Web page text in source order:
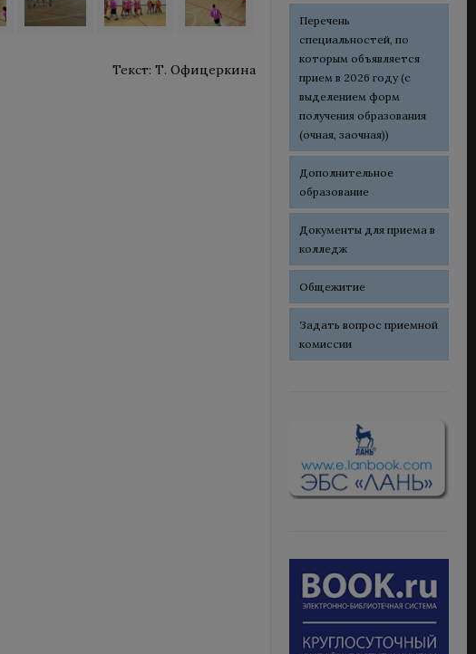
Текст: Т. Офицеркина
Перечень
специальностей, по
которым объявляется
прием в 2026 году (с
выделением форм
получения образования
(очная, заочная))
Дополнительное
образование
Документы для приема в
колледж
Общежитие
Задать вопрос приемной
комиссии